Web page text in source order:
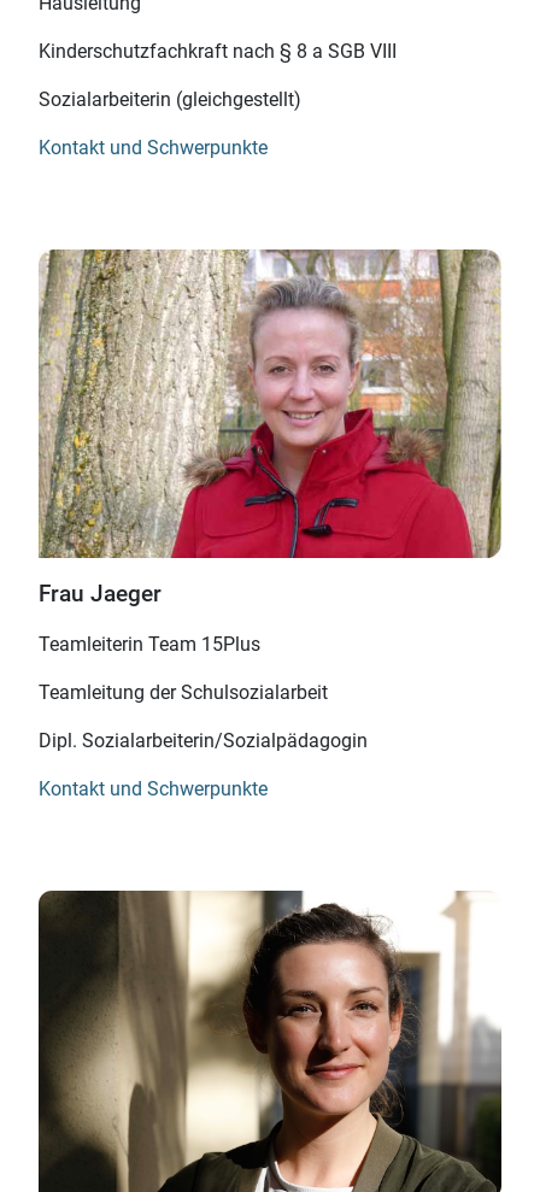
Kinderschutzfachkraft nach § 8 a SGB VIII
Sozialarbeiterin (gleichgestellt)
Kontakt und Schwerpunkte
Frau Jaeger
Teamleiterin Team 15Plus
Teamleitung der Schulsozialarbeit
Dipl. Sozialarbeiterin/Sozialpädagogin
Kontakt und Schwerpunkte